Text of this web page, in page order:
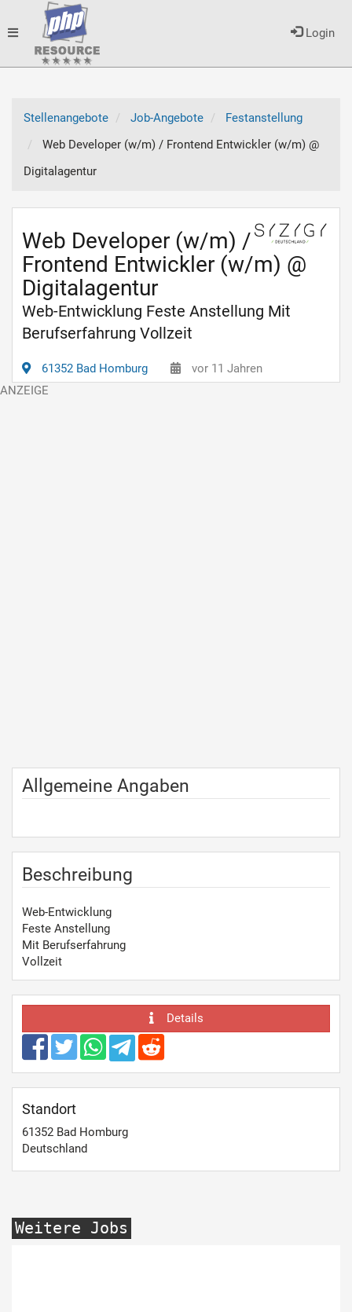
Login
Toggle
Stellenangebote
Job-Angebote
Festanstellung
Web Developer (w/m) / Frontend Entwickler (w/m) @
Digitalagentur
Web Developer (w/m) /
Frontend Entwickler (w/m) @
Digitalagentur
Web-Entwicklung Feste Anstellung Mit
Berufserfahrung Vollzeit
61352 Bad Homburg vor 11 Jahren
Allgemeine Angaben
Beschreibung
Web-Entwicklung
Feste Anstellung
Mit Berufserfahrung
Vollzeit
Details
Standort
61352 Bad Homburg
Deutschland
Weitere Jobs